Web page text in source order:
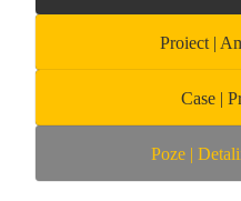
Proiect |
Case |
Poze |